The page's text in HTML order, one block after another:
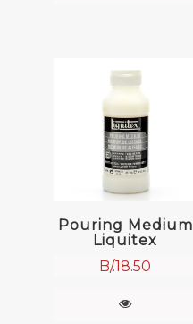
Pouring Medium
Liquitex
B/.18.50